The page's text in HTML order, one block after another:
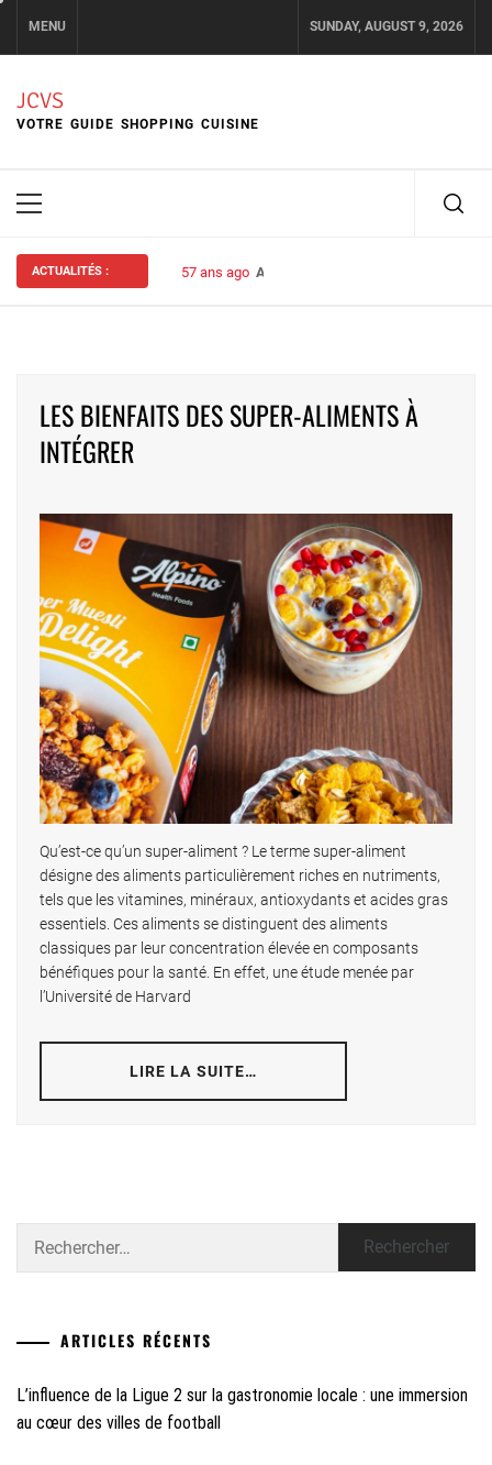
content
MENU SUNDAY, AUGUST 9, 2026
JCVS
VOTRE GUIDE SHOPPING CUISINE
Primary
ACTUALITÉS : 57 ans ago Assurance habitation : bien choisir
LES BIENFAITS DES SUPER-ALIMENTS À
INTÉGRER
Qu’est-ce qu’un super-aliment ? Le terme super-aliment
désigne des aliments particulièrement riches en nutriments,
tels que les vitamines, minéraux, antioxydants et acides gras
essentiels. Ces aliments se distinguent des aliments
classiques par leur concentration élevée en composants
bénéfiques pour la santé. En effet, une étude menée par
l’Université de Harvard
LIRE LA SUITE…
ARTICLES RÉCENTS
L’influence de la Ligue 2 sur la gastronomie locale : une immersion
au cœur des villes de football